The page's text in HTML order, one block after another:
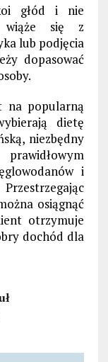
głód i nie
wiąże się z
lub podjęcia
dopasować
na popularną
dietę
niezbędny
i
osiągnąć
otrzymuje
dochód dla